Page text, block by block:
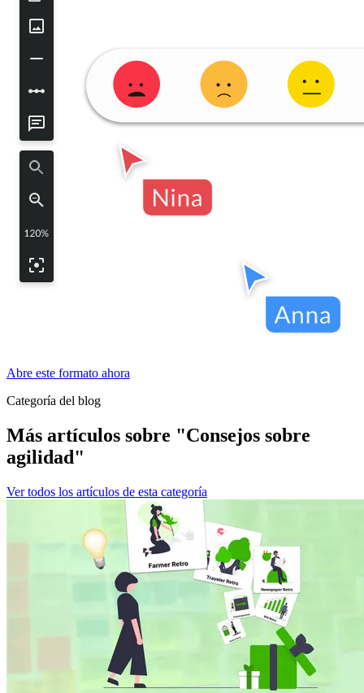
Abre este formato ahora
Categoría del blog
Más artículos sobre "Consejos sobre
agilidad"
Ver todos los artículos de esta categoría